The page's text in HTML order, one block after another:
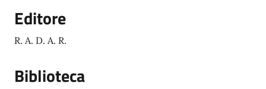
Editore
R. A. D. A. R.
Biblioteca